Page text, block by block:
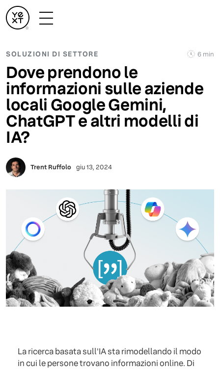
SOLUZIONI DI SETTORE 6 min
Dove prendono le
informazioni sulle aziende
locali Google Gemini,
ChatGPT e altri modelli di
IA?
Trent Ruffolo giu 13, 2024
La ricerca basata sull'IA sta rimodellando il modo
in cui le persone trovano informazioni online. Di